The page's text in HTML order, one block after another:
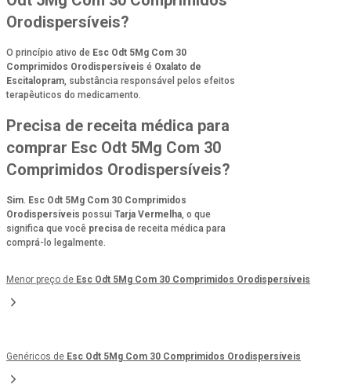
Orodispersíveis?
O princípio ativo de Esc Odt 5Mg Com 30
Comprimidos Orodispersíveis é Oxalato de
Escitalopram, substância responsável pelos efeitos
terapêuticos do medicamento.
Precisa de receita médica para
comprar Esc Odt 5Mg Com 30
Comprimidos Orodispersíveis?
Sim. Esc Odt 5Mg Com 30 Comprimidos
Orodispersíveis possui Tarja Vermelha, o que
significa que você precisa de receita médica para
comprá-lo legalmente.
Menor preço de Esc Odt 5Mg Com 30 Comprimidos Orodispersíveis
Genéricos de Esc Odt 5Mg Com 30 Comprimidos Orodispersíveis